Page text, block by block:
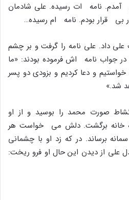
آمدم. نامه ات رسیده. على شادمان
بى قرار بودم. نامه ام رسیده…
داد. على نامه را گرفت و بر چشم
جواب نامه اش فرموده بودند: «ما
خواستیم و دعا کردیم و بزودى دو پسر
شد.»
صورت محمد را بوسید و از او
خانه برگشت. دلش مى خواست هر
برساند. در که زد او با چشمانى
على از دیدن این حال او فرو ریخت: